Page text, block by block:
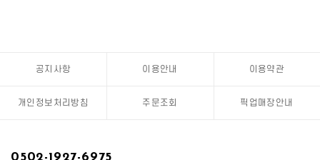
공지사항 이용안내 이용약관
개인정보처리방침 주문조회 픽업매장안내